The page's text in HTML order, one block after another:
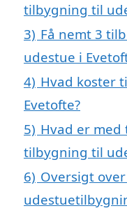
tilbygning til
3) Få nemt 3
udestue i
4) Hvad koster
Evetofte?
5) Hvad er med
tilbygning til
6) Oversigt